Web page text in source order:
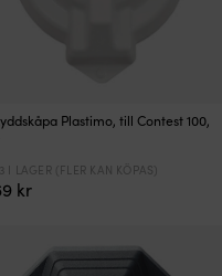
Plastimo, till Contest 100,
kr
3 I LAGER (FLER KAN KÖPAS)